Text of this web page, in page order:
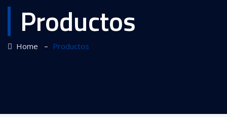
Productos
Home – Productos